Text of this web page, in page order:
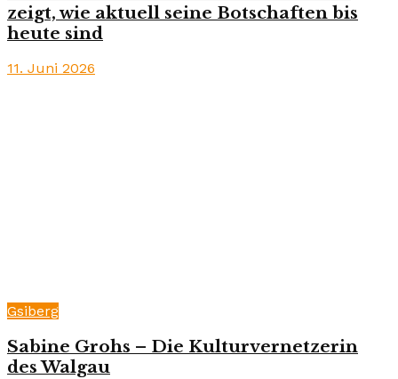
zeigt, wie aktuell seine Botschaften bis
heute sind
11. Juni 2026
Gsiberg
Sabine Grohs – Die Kulturvernetzerin
des Walgau